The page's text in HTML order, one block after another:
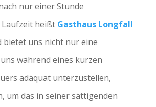
nur einer Stunde
heißt Gasthaus Longfall
bietet uns nicht nur eine
während eines kurzen
adäquat unterzustellen,
um das in seiner sättigenden